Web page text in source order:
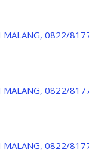
0822/
0822/
0822/